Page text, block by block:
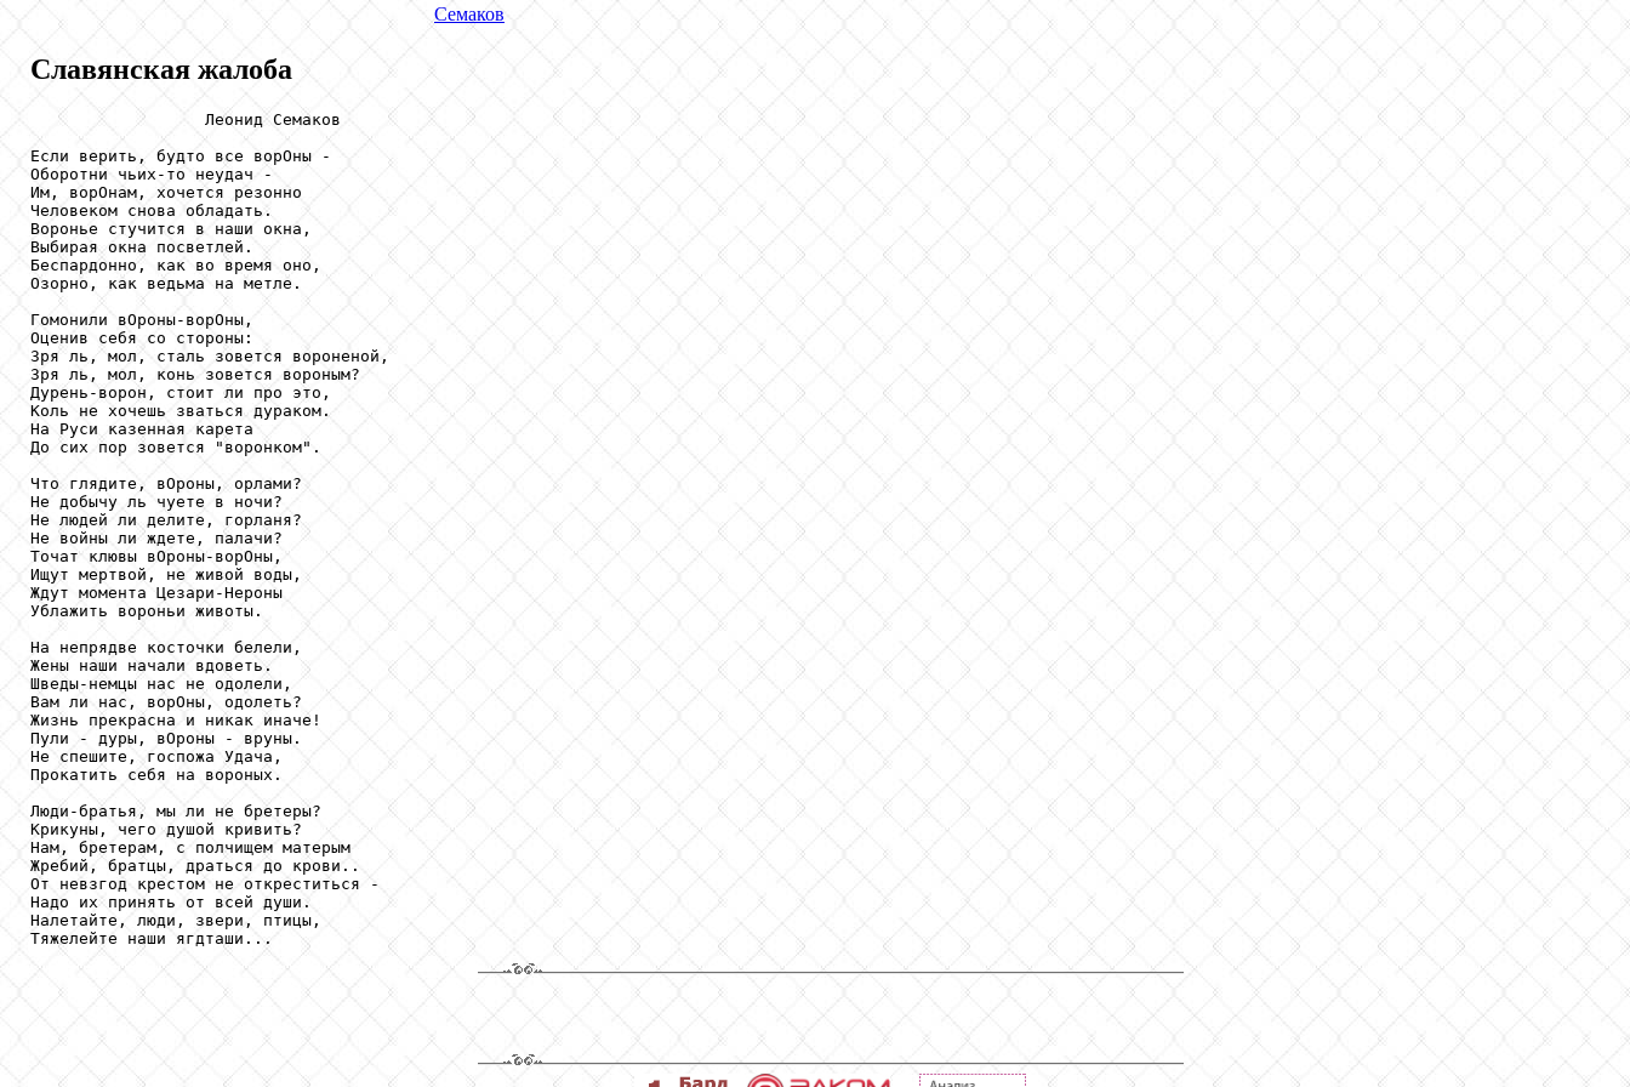
Семаков
Славянская жалоба
                  Леонид Семаков
Если верить, будто все ворОны -
Оборотни чьих-то неудач -
Им, ворОнам, хочется резонно
Человеком снова обладать.
Воронье стучится в наши окна,
Выбирая окна посветлей.
Беспардонно, как во время оно,
Озорно, как ведьма на метле.
Гомонили вОроны-ворОны,
Оценив себя со стороны:
Зря ль, мол, сталь зовется вороненой,
Зря ль, мол, конь зовется вороным?
Дурень-ворон, стоит ли про это,
Коль не хочешь зваться дураком.
На Руси казенная карета
До сих пор зовется "воронком".
Что глядите, вОроны, орлами?
Не добычу ль чуете в ночи?
Не людей ли делите, горланя?
Не войны ли ждете, палачи?
Точат клювы вОроны-ворОны,
Ищут мертвой, не живой воды,
Ждут момента Цезари-Нероны
Ублажить вороньи животы.
На непрядве косточки белели,
Жены наши начали вдоветь.
Шведы-немцы нас не одолели,
Вам ли нас, ворОны, одолеть?
Жизнь прекрасна и никак иначе!
Пули - дуры, вОроны - вруны.
Не спешите, госпожа Удача,
Прокатить себя на вороных.
Люди-братья, мы ли не бретеры?
Крикуны, чего душой кривить?
Нам, бретерам, с полчищем матерым
Жребий, братцы, драться до крови..
От невзгод крестом не откреститься -
Надо их принять от всей души.
Налетайте, люди, звери, птицы,
Тяжелейте наши ягдташи...